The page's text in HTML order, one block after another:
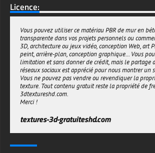
textures-3d-gratuiteshd.com
Licence:
Vous pouvez utiliser ce matériau PBR de mur en
transparente dans vos projets personnels ou
3D, architecture ou jeux vidéo, conception Web, art
peint, arrière-plan, conception graphique... Vous
limitation et sans donner de crédit, mais le partage
réseaux sociaux est apprécié pour nous montrer un
Vous ne pouvez pas vendre ou revendiquer la
texture. Tout contenu gratuit reste la propriété de
3dtextureshd.com.
Merci !
textures-3d-gratuiteshd.com